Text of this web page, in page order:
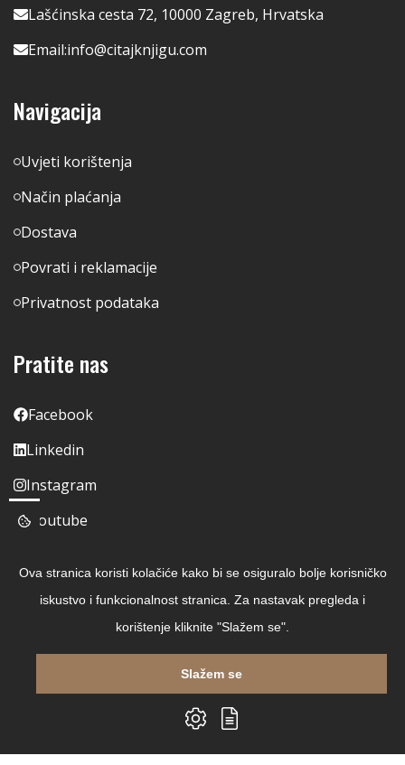
Lašćinska cesta 72, 10000 Zagreb, Hrvatska
Email:info@citajknjigu.com
Navigacija
Uvjeti korištenja
Način plaćanja
Dostava
Povrati i reklamacije
Privatnost podataka
Pratite nas
Facebook
Linkedin
Instagram
Youtube
Copyright © 2026 Čitaj Knjigu
Ova stranica koristi kolačiće kako bi se osiguralo bolje korisničko
iskustvo i funkcionalnost stranica. Za nastavak pregleda i
korištenje kliknite "Slažem se".
Slažem se